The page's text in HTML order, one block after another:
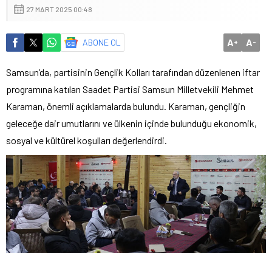
27 MART 2025 00:48
ABONE OL A+ A-
Samsun’da, partisinin Gençlik Kolları tarafından düzenlenen iftar
programına katılan Saadet Partisi Samsun Milletvekili Mehmet
Karaman, önemli açıklamalarda bulundu. Karaman, gençliğin
geleceğe dair umutlarını ve ülkenin içinde bulunduğu ekonomik,
sosyal ve kültürel koşulları değerlendirdi.